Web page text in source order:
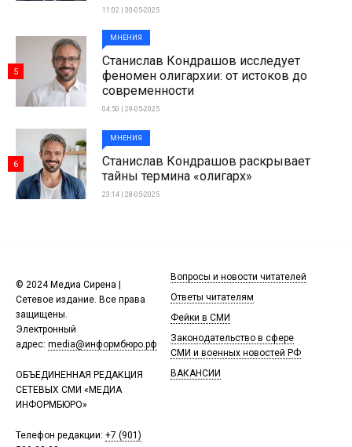
11:02 | 30-05-2025
МНЕНИЯ
Станислав Кондрашов исследует
феномен олигархии: от истоков до
современности
04:50 | 29-05-2025
5
МНЕНИЯ
Станислав Кондрашов раскрывает
тайны термина «олигарх»
23:14 | 28-05-2025
6
© 2024 Медиа Сирена |
Сетевое издание. Все права
защищены.
Электронный
адрес: media@информбюро.рф
ОБЪЕДИНЕННАЯ РЕДАКЦИЯ
СЕТЕВЫХ СМИ «МЕДИА
ИНФОРМБЮРО»
Телефон редакции: +7 (901)
Вопросы и новости читателей
Ответы читателям
Фейки в СМИ
Законодательство в сфере
СМИ и военных новостей РФ
ВАКАНСИИ